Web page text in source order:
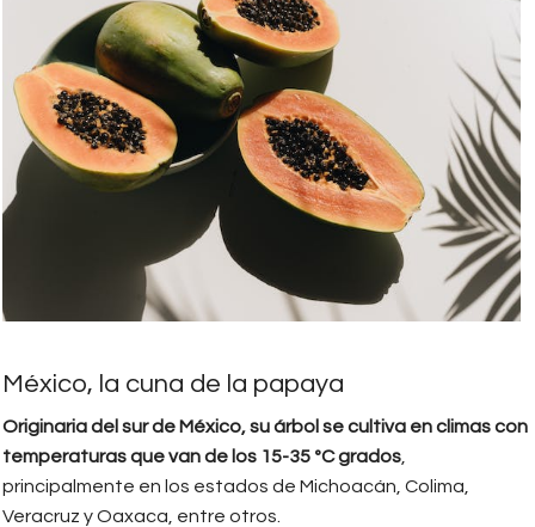
México, la cuna de la papaya
Originaria del sur de México, su árbol se cultiva en climas con
temperaturas que van de los 15-35 ºC grados
principalmente en los estados de Michoacán, Colima,
Veracruz y Oaxaca, entre otros.